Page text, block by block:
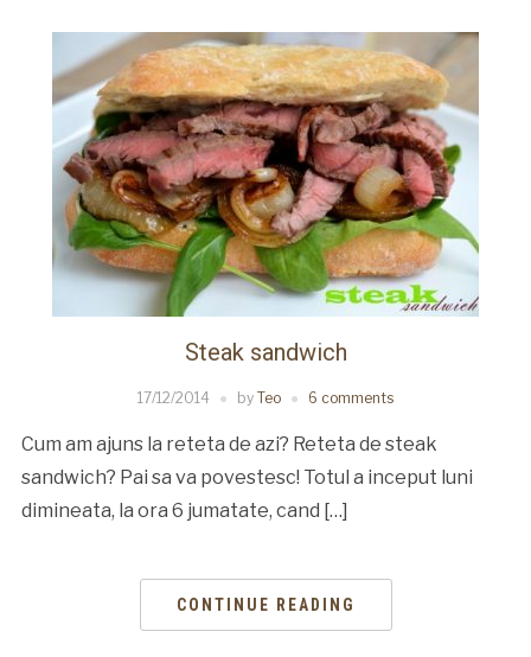
Steak sandwich
17/12/2014 by Teo 6 comments
Cum am ajuns la reteta de azi? Reteta de steak
sandwich? Pai sa va povestesc! Totul a inceput luni
dimineata, la ora 6 jumatate, cand […]
CONTINUE READING